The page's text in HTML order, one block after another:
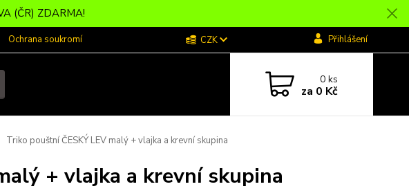
(ČR) ZDARMA!
Ochrana soukromí CZK Přihlášení
0ks
za 0 Kč
Triko pouštní ČESKÝ LEV malý + vlajka a krevní skupina
+ vlajka a krevní skupina